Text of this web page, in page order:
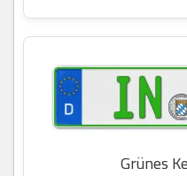
Grünes